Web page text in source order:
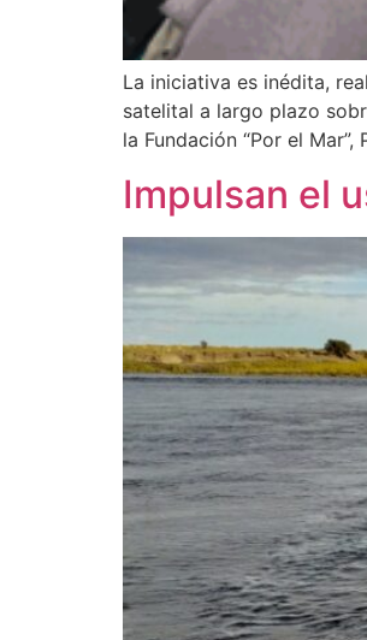
La iniciativa es inédita,
satelital a largo plazo
la Fundación “Por el
Impulsan el